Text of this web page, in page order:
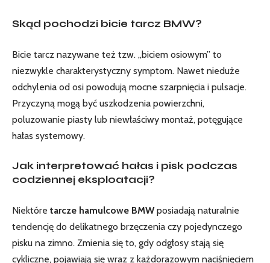
Skąd pochodzi bicie tarcz BMW?
Bicie tarcz nazywane też tzw. „biciem osiowym” to
niezwykle charakterystyczny symptom. Nawet nieduże
odchylenia od osi powodują mocne szarpnięcia i pulsacje.
Przyczyną mogą być uszkodzenia powierzchni,
poluzowanie piasty lub niewłaściwy montaż, potęgujące
hałas systemowy.
Jak interpretować hałas i pisk podczas
codziennej eksploatacji?
Niektóre tarcze hamulcowe BMWposiadają naturalnie
tendencję do delikatnego brzęczenia czy pojedynczego
pisku na zimno. Zmienia się to, gdy odgłosy stają się
cykliczne, pojawiają się wraz z każdorazowym naciśnięciem